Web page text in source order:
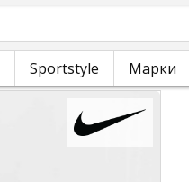
Sportstyle Марки